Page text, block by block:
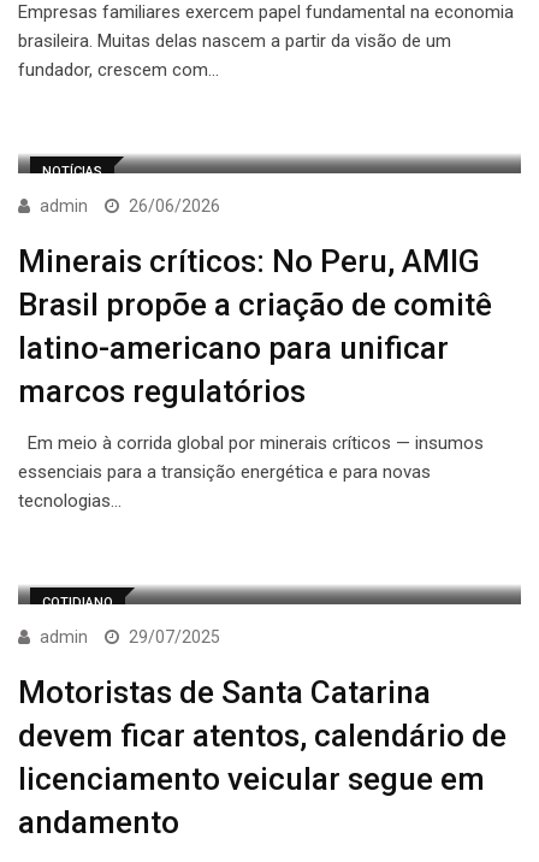
Empresas familiares exercem papel fundamental na economia
brasileira. Muitas delas nascem a partir da visão de um
fundador, crescem com…
NOTÍCIAS
admin 26/06/2026
Minerais críticos: No Peru, AMIG
Brasil propõe a criação de comitê
latino-americano para unificar
marcos regulatórios
Em meio à corrida global por minerais críticos — insumos
essenciais para a transição energética e para novas
tecnologias…
COTIDIANO
admin 29/07/2025
Motoristas de Santa Catarina
devem ficar atentos, calendário de
licenciamento veicular segue em
andamento